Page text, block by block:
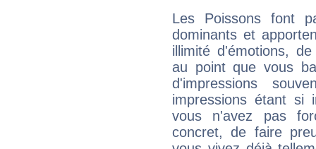
Les Poissons font
dominants et
illimité d'émotions,
au point que vous
d'impressions
impressions étant si
vous n'avez pas
concret, de faire